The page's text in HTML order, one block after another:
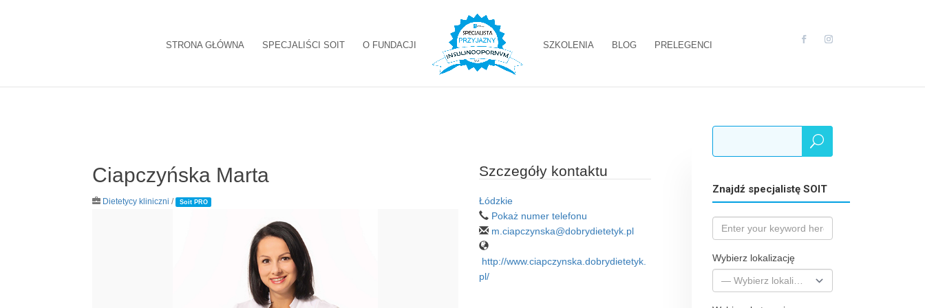
STRONA GŁÓWNA SPECJALIŚCI SOIT O FUNDACJI SZKOLENIA BLOG PRELEGENCI
Ciapczyńska Marta
Dietetycy kliniczni / Soit PRO
Szczegóły kontaktu
Łódzkie
Pokaż numer telefonu
m.ciapczynska@dobrydietetyk.pl
http://www.ciapczynska.dobrydietetyk.
pl/
Znajdź specjalistę SOIT
Wybierz lokalizację